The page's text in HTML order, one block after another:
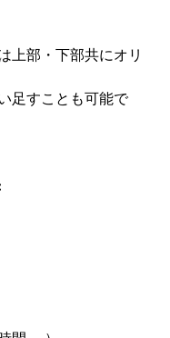
上部・下部共にオリ
足すことも可能で